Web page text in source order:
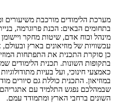
מערכת הלימודים מורכבת משיעורים
בתחומים הבאים: הכנת פרוגרמה,
מינהל וכוח אדם, שיטות מחקר
עכשוויות של מוזיאונים בארץ
כן סוקרת התכנית את התפתחות
בתקופות השונות. תכנית הלימודים
כאמצעי חינוכי, ועל בעיות
במוזיאון. התכנית כוללת גם סיורים
שבמהלכם נפגש התלמיד עם אתגריהם
השונים ברחבי הארץ ומתמודד עמם.